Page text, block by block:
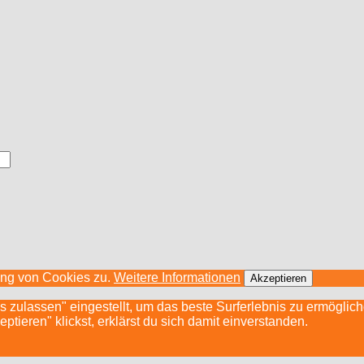
von Cookies zu. Weitere Informationen Akzeptieren
eingestellt, um das beste Surferlebnis zu
klickst, erklärst du sich damit einverstanden.